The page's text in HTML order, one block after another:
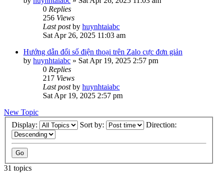
0 Replies
256 Views
Last postby huynhtaiabc
Sat Apr 26, 2025 11:03 am
Hướng dẫn đổi số điện thoại trên Zalo cực đơn giản
by huynhtaiabc » Sat Apr 19, 2025 2:57 pm
0 Replies
217 Views
Last postby huynhtaiabc
Sat Apr 19, 2025 2:57 pm
New Topic
Display:
Sort by: Direction:
31 topics